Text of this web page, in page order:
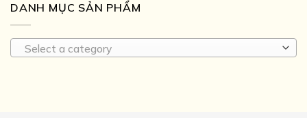
DANH MỤC SẢN PHẨM
Select a category